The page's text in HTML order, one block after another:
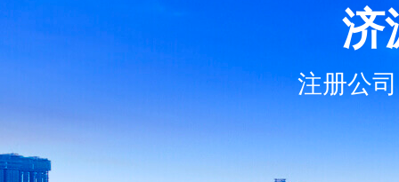
济
注册公